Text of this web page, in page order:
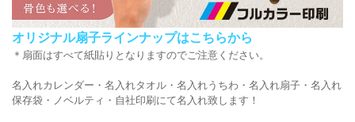
オリジナル扇子ラインナップはこちらから
＊扇面はすべて紙貼りとなりますのでご注意ください。
名入れカレンダー・名入れタオル・名入れうちわ・名入れ扇子・名入れ
保存袋・ノベルティ・自社印刷にて名入れ致します！